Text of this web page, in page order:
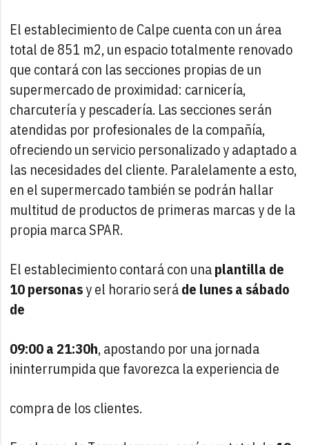
El establecimiento de Calpe cuenta con un área
total de 851 m2, un espacio totalmente renovado
que contará con las secciones propias de un
supermercado de proximidad: carnicería,
charcutería y pescadería. Las secciones serán
atendidas por profesionales de la compañía,
ofreciendo un servicio personalizado y adaptado a
las necesidades del cliente. Paralelamente a esto,
en el supermercado también se podrán hallar
multitud de productos de primeras marcas y de la
propia marca SPAR.
El establecimiento contará con unaplantilla de
10 personasy el horario seráde lunes a sábado
de
09:00 a 21:30h, apostando por una jornada
ininterrumpida que favorezca la experiencia de
compra de los clientes.